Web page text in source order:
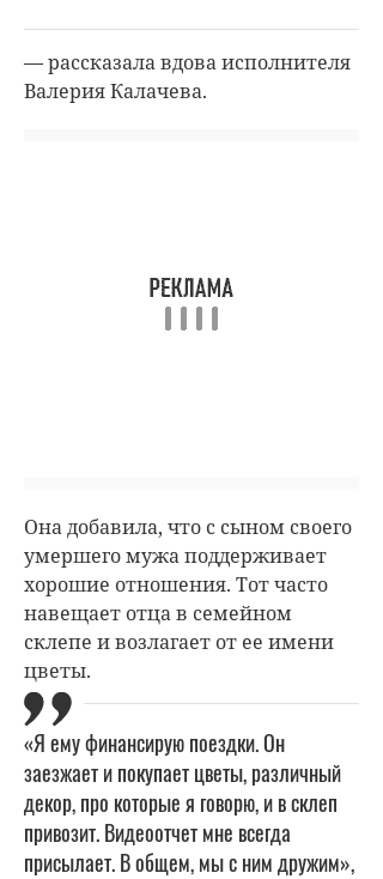
— рассказала вдова исполнителя
Валерия Калачева.
Она добавила, что с сыном своего
умершего мужа поддерживает
хорошие отношения. Тот часто
навещает отца в семейном
склепе и возлагает от ее имени
цветы.
«Я ему финансирую поездки. Он
заезжает и покупает цветы, различный
декор, про которые я говорю, и в склеп
привозит. Видеоотчет мне всегда
присылает. В общем, мы с ним дружим»,